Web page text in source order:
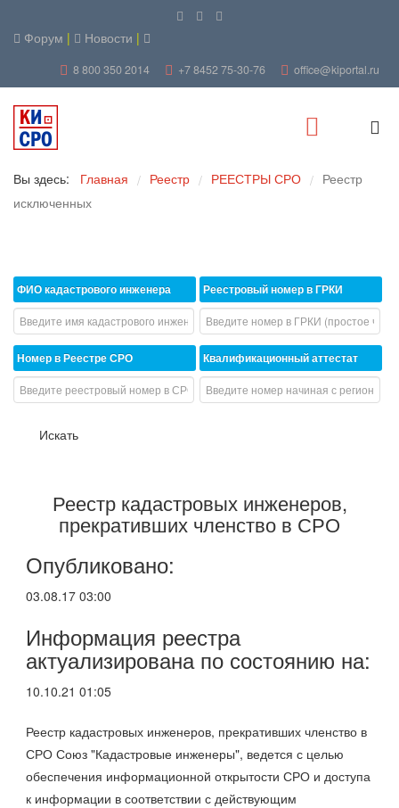
Форум | Новости |
8 800 350 2014 +7 8452 75-30-76 office@kiportal.ru
Вы здесь: Главная / Реестр / РЕЕСТРЫ СРО / Реестр
исключенных
ФИО кадастрового инженера
Номер в Реестре СРО
Реестровый номер в ГРКИ
Квалификационный аттестат
Реестр кадастровых инженеров,
прекративших членство в СРО
Опубликовано:
03.08.17 03:00
Информация реестра
актуализирована по состоянию на:
10.10.21 01:05
Реестр кадастровых инженеров, прекративших членство в
СРО Союз "Кадастровые инженеры", ведется с целью
обеспечения информационной открытости СРО и доступа
к информации в соответствии с действующим